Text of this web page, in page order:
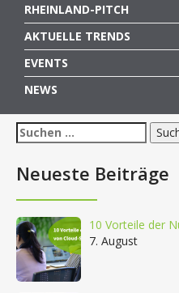
RHEINLAND-PITCH
AKTUELLE TRENDS
EVENTS
NEWS
Suchen
nach:
Neueste Beiträge
10 Vorteile der
7. August